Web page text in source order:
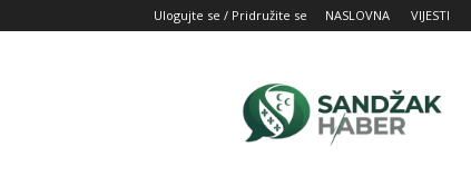
Ulogujte se / Pridružite se NASLOVNA VIJESTI
Vaš
izvor